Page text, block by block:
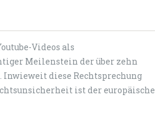
Videos als
Meilenstein der über zehn
diese Rechtsprechung
ist der europäische